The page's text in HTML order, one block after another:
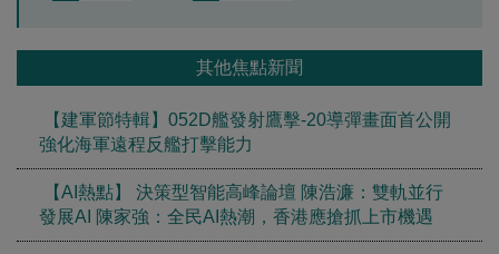
其他焦點新聞
【建軍節特輯】052D艦發射鷹擊-20導彈畫面首公開
強化海軍遠程反艦打擊能力
【AI熱點】 決策型智能高峰論壇 陳浩濂：雙軌並行
發展AI 陳家強：全民AI熱潮，香港應搶抓上市機遇